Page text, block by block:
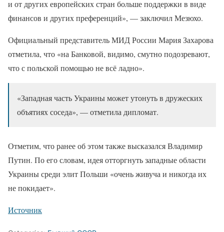
и от других европейских стран больше поддержки в виде
финансов и других преференций», — заключил Мезюхо.
Официальный представитель МИД России Мария Захарова
отметила, что «на Банковой, видимо, смутно подозревают,
что с польской помощью не всё ладно».
«Западная часть Украины может утонуть в дружеских
объятиях соседа», — отметила дипломат.
Отметим, что ранее об этом также высказался Владимир
Путин. По его словам, идея отторгнуть западные области
Украины среди элит Польши «очень живуча и никогда их
не покидает».
Источник